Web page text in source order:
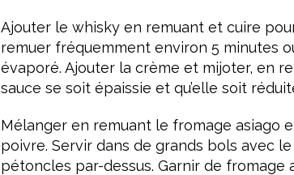
Ajouter le whisky en remuant et cuire
remuer fréquemment environ 5 minutes
évaporé. Ajouter la crème et mijoter, en
sauce se soit épaissie et qu’elle soit
Mélanger en remuant le fromage asiago
poivre. Servir dans de grands bols avec
pétoncles par-dessus. Garnir de fromage